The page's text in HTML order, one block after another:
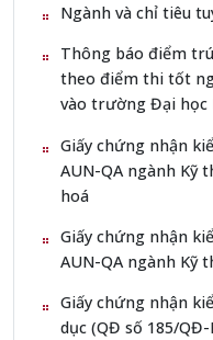
Ngành và chỉ tiêu
Thông báo điểm
theo điểm thi tốt
vào trường Đại học
Giấy chứng nhận
AUN-QA ngành Kỹ
hoá
Giấy chứng nhận
AUN-QA ngành Kỹ
Giấy chứng nhận
dục (QĐ số 185/